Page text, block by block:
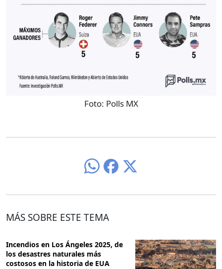
Foto: Polls MX
MÁS SOBRE ESTE TEMA
Incendios en Los Ángeles 2025, de
los desastres naturales más
costosos en la historia de EUA